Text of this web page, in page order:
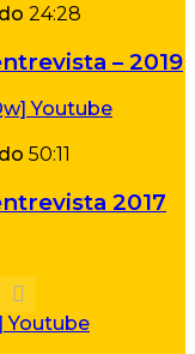
24:28
– 2019
50:11
2017